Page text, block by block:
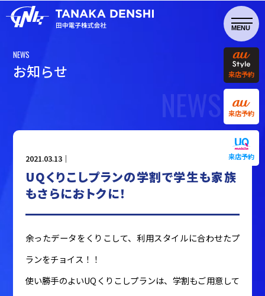
来店予約
来店予約
来店予約
NEWS
お知らせ
NEWS
2021.03.13｜
UQくりこしプランの学割で学生も家族
もさらにおトクに！
余ったデータをくりこして、利用スタイルに合わせたプ
ランをチョイス！！
使い勝手のよいUQくりこしプランは、学割もご用意して